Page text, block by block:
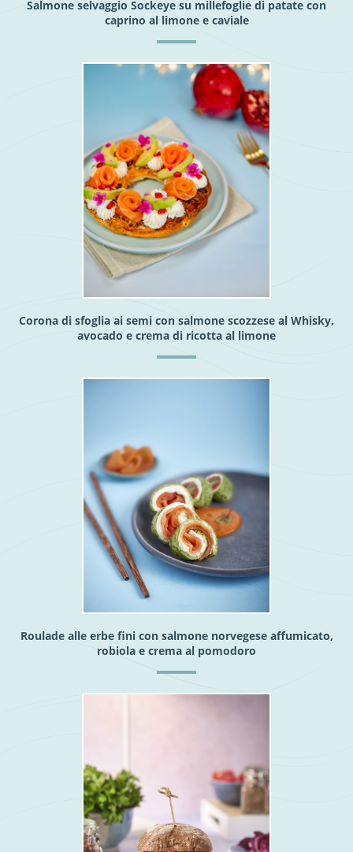
Salmone selvaggio Sockeye su millefoglie di patate con
caprino al limone e caviale
Corona di sfoglia ai semi con salmone scozzese al Whisky,
avocado e crema di ricotta al limone
Roulade alle erbe fini con salmone norvegese affumicato,
robiola e crema al pomodoro